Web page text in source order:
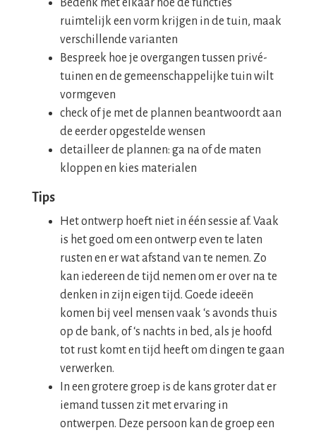
Bedenk met elkaar hoe de functies
ruimtelijk een vorm krijgen in de tuin, maak
verschillende varianten
Bespreek hoe je overgangen tussen privé-
tuinen en de gemeenschappelijke tuin wilt
vormgeven
check of je met de plannen beantwoordt aan
de eerder opgestelde wensen
detailleer de plannen: ga na of de maten
kloppen en kies materialen
Tips
Het ontwerp hoeft niet in één sessie af. Vaak
is het goed om een ontwerp even te laten
rusten en er wat afstand van te nemen. Zo
kan iedereen de tijd nemen om er over na te
denken in zijn eigen tijd. Goede ideeën
komen bij veel mensen vaak ‘s avonds thuis
op de bank, of ‘s nachts in bed, als je hoofd
tot rust komt en tijd heeft om dingen te gaan
verwerken.
In een grotere groep is de kans groter dat er
iemand tussen zit met ervaring in
ontwerpen. Deze persoon kan de groep een